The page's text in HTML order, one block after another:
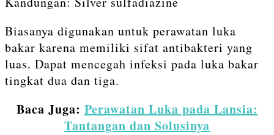
Biasanya digunakan untuk perawatan luka
bakar karena memiliki sifat antibakteri yang
luas. Dapat mencegah infeksi pada luka bakar
tingkat dua dan tiga.
Baca Juga: Perawatan Luka pada Lansia:
Tantangan dan Solusinya